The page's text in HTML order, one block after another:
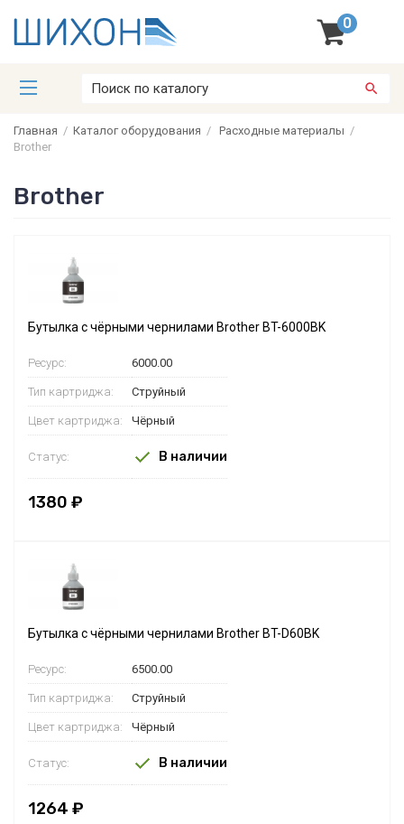
0
Главная / Каталог оборудования / Расходные материалы /
Brother
Brother
Бутылка с чёрными чернилами Brother BT-6000BK
Ресурс: 6000.00
Тип картриджа: Струйный
Цвет картриджа: Чёрный
Статус: В наличии
1380 ₽
Бутылка с чёрными чернилами Brother BT-D60BK
Ресурс: 6500.00
Тип картриджа: Струйный
Цвет картриджа: Чёрный
Статус: В наличии
1264 ₽